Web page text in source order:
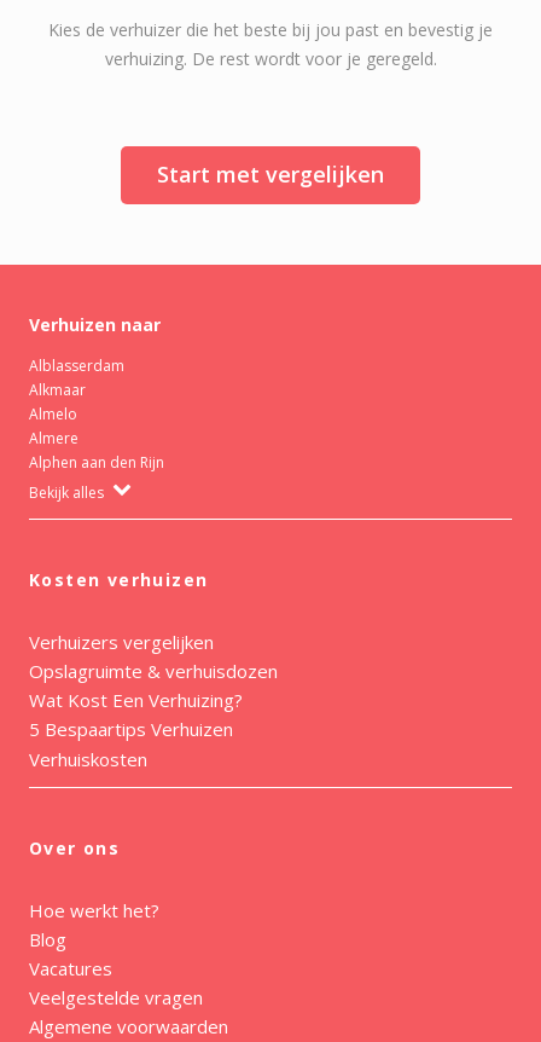
Kies de verhuizer die het beste bij jou past en bevestig je
verhuizing. De rest wordt voor je geregeld.
Start met vergelijken
Verhuizen naar
Alblasserdam
Alkmaar
Almelo
Almere
Alphen aan den Rijn
Bekijk alles
Kosten verhuizen
Verhuizers vergelijken
Opslagruimte & verhuisdozen
Wat Kost Een Verhuizing?
5 Bespaartips Verhuizen
Verhuiskosten
Over ons
Hoe werkt het?
Blog
Vacatures
Veelgestelde vragen
Algemene voorwaarden